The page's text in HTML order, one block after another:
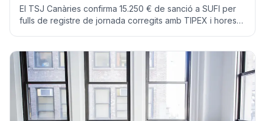
El TSJ Canàries confirma 15.250 € de sanció a SUFI per
fulls de registre de jornada corregits amb TIPEX i hores